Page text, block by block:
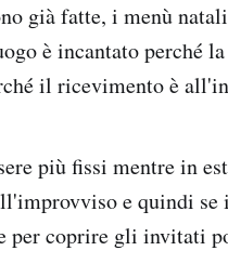
già fatte, i menù
è incantato perché
il ricevimento è
più fissi mentre in
e quindi
per coprire gli invitati